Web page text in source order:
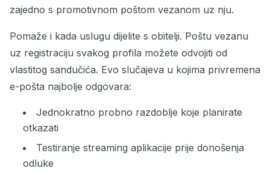
zajedno s promotivnom poštom vezanom uz nju.
Pomaže i kada uslugu dijelite s obitelji. Poštu vezanu
uz registraciju svakog profila možete odvojiti od
vlastitog sandučića. Evo slučajeva u kojima privremena
e-pošta najbolje odgovara:
Jednokratno probno razdoblje koje planirate
otkazati
Testiranje streaming aplikacije prije donošenja
odluke